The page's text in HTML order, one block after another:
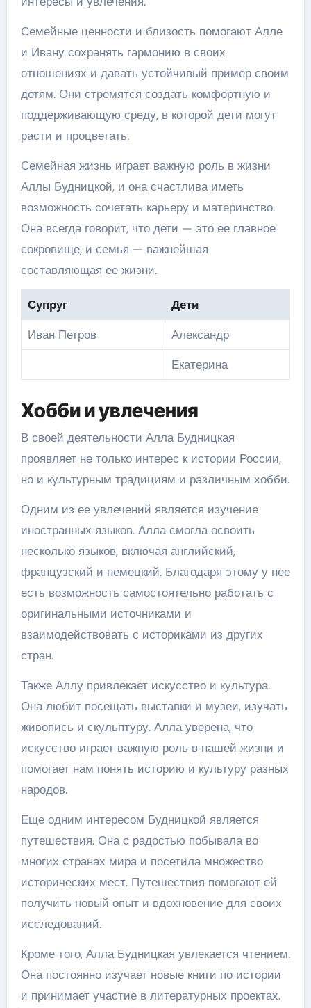
Семейные ценности и близость помогают Алле
и Ивану сохранять гармонию в своих
отношениях и давать устойчивый пример своим
детям. Они стремятся создать комфортную и
поддерживающую среду, в которой дети могут
расти и процветать.
Семейная жизнь играет важную роль в жизни
Аллы Будницкой, и она счастлива иметь
возможность сочетать карьеру и материнство.
Она всегда говорит, что дети — это ее главное
сокровище, и семья — важнейшая
составляющая ее жизни.
Супруг
Дети
Иван Петров
Александр
Екатерина
Хобби и увлечения
В своей деятельности Алла Будницкая
проявляет не только интерес к истории России,
но и культурным традициям и различным хобби.
Одним из ее увлечений является изучение
иностранных языков. Алла смогла освоить
несколько языков, включая английский,
французский и немецкий. Благодаря этому у нее
есть возможность самостоятельно работать с
оригинальными источниками и
взаимодействовать с историками из других
стран.
Также Аллу привлекает искусство и культура.
Она любит посещать выставки и музеи, изучать
живопись и скульптуру. Алла уверена, что
искусство играет важную роль в нашей жизни и
помогает нам понять историю и культуру разных
народов.
Еще одним интересом Будницкой является
путешествия. Она с радостью побывала во
многих странах мира и посетила множество
исторических мест. Путешествия помогают ей
получить новый опыт и вдохновение для своих
исследований.
Кроме того, Алла Будницкая увлекается чтением.
Она постоянно изучает новые книги по истории
и принимает участие в литературных проектах.